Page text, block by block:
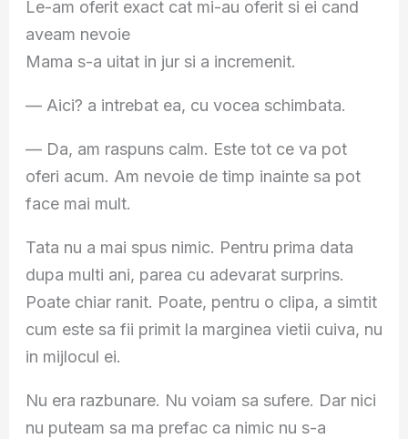
Le-am oferit exact cat mi-au oferit si ei cand
aveam nevoie
Mama s-a uitat in jur si a incremenit.
— Aici? a intrebat ea, cu vocea schimbata.
— Da, am raspuns calm. Este tot ce va pot
oferi acum. Am nevoie de timp inainte sa pot
face mai mult.
Tata nu a mai spus nimic. Pentru prima data
dupa multi ani, parea cu adevarat surprins.
Poate chiar ranit. Poate, pentru o clipa, a simtit
cum este sa fii primit la marginea vietii cuiva, nu
in mijlocul ei.
Nu era razbunare. Nu voiam sa sufere. Dar nici
nu puteam sa ma prefac ca nimic nu s-a